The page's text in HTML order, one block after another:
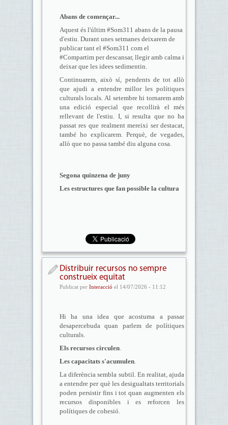
Abans de començar...
Aquest és l'últim #Som311 abans de la pausa
d'estiu. Durant unes setmanes deixarem de
publicar tant el #Som311 com el
#Compartim per descansar, llegir amb calma i
deixar que les idees sedimentin.
Continuarem, això sí, pendents de tot allò
que ajudi a entendre millor les polítiques
culturals locals. Al setembre hi tornarem amb
una edició especial que recollirà el més
rellevant de l'estiu. I, si resulta que no ha
passat res que realment mereixi ser destacat,
també ho explicarem. Perquè, de vegades,
allò que no passa també diu alguna cosa.
Segona quinzena de juny
Les estructures que fan possible la cultura
Distribuir recursos no sempre
construeix equitat
Publicat per Interacció el 14/07/2026 - 11:12
Hi ha una idea que acostuma a passar
desapercebuda quan parlem de polítiques
culturals.
Els recursos circulen.
Les capacitats s'acumulen.
La diferència sembla subtil. En realitat, ajuda
a entendre per què les desigualtats territorials
poden persistir fins i tot quan augmenten els
recursos disponibles i es reforcen les
polítiques de cohesió.